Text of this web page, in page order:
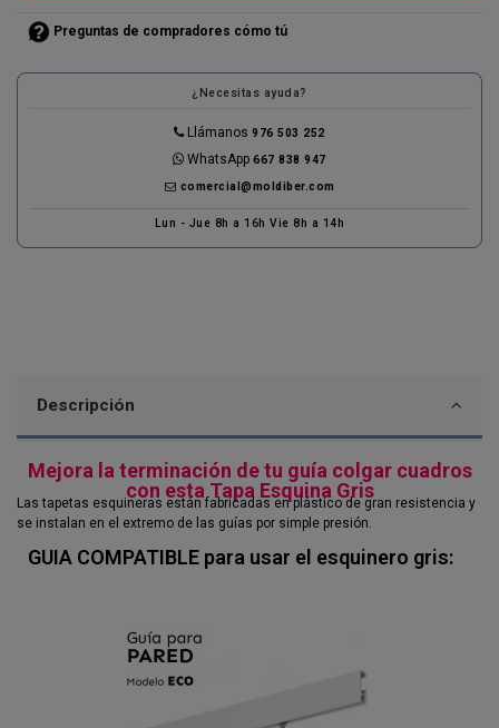
Preguntas de compradores cómo tú
¿Necesitas ayuda?
Llámanos976 503 252
WhatsApp667 838 947
comercial@moldiber.com
Lun - Jue 8h a 16h Vie 8h a 14h
Descripción
Mejora la terminación de tu guía colgar cuadros
con esta Tapa Esquina Gris
Las tapetas esquineras están fabricadas en plástico de gran resistencia y
se instalan en el extremo de las guías por simple presión.
GUIA COMPATIBLE para usar el esquinero gris: